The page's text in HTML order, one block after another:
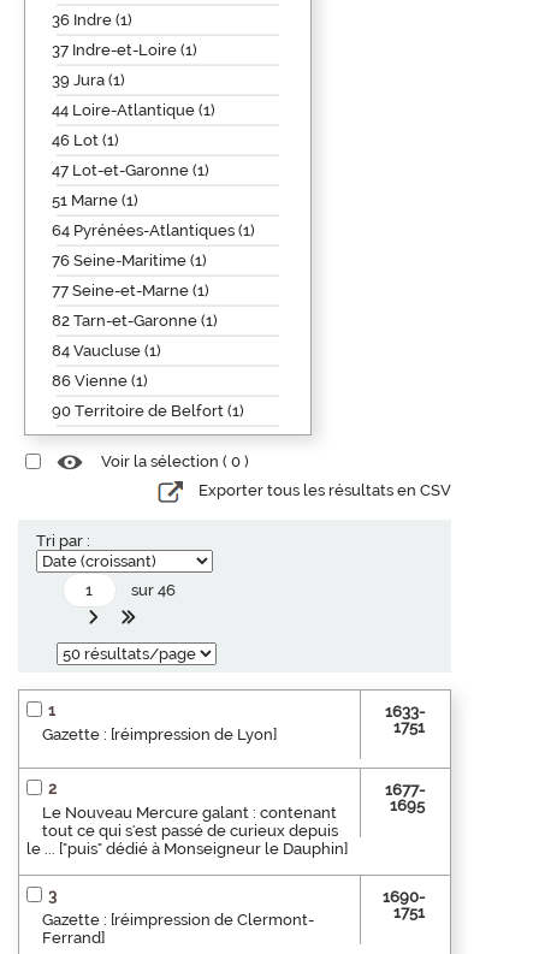
36 Indre (1)
37 Indre-et-Loire (1)
39 Jura (1)
44 Loire-Atlantique (1)
46 Lot (1)
47 Lot-et-Garonne (1)
51 Marne (1)
64 Pyrénées-Atlantiques (1)
76 Seine-Maritime (1)
77 Seine-et-Marne (1)
82 Tarn-et-Garonne (1)
84 Vaucluse (1)
86 Vienne (1)
90 Territoire de Belfort (1)
Voir la sélection ( 0 )
Exporter tous les résultats en CSV
Tri par :
sur 46
1
Gazette : [réimpression de Lyon]
1633-
1751
2
Le Nouveau Mercure galant : contenant
tout ce qui s'est passé de curieux depuis
le ... ["puis" dédié à Monseigneur le Dauphin]
1677-
1695
3
Gazette : [réimpression de Clermont-
Ferrand]
1690-
1751